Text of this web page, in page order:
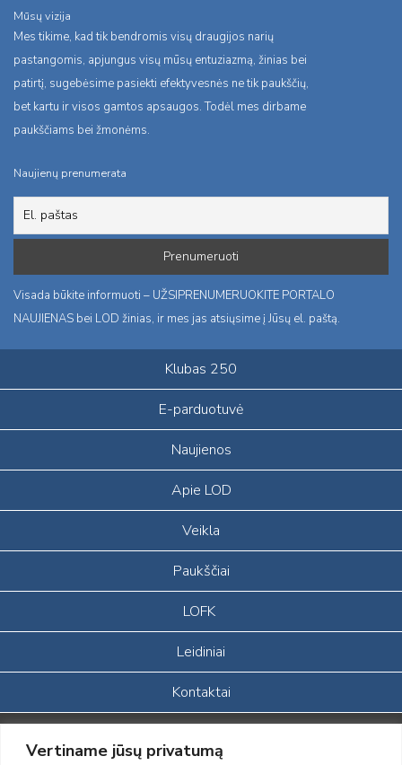
Vertiname jūsų privatumą
Mūsų vizija
Mes tikime, kad tik bendromis visų draugijos narių
pastangomis, apjungus visų mūsų entuziazmą, žinias bei
patirtį, sugebėsime pasiekti efektyvesnės ne tik paukščių,
bet kartu ir visos gamtos apsaugos. Todėl mes dirbame
paukščiams bei žmonėms.
Naujienų prenumerata
Visada būkite informuoti – UŽSIPRENUMERUOKITE PORTALO
NAUJIENAS bei LOD žinias, ir mes jas atsiųsime į Jūsų el. paštą.
Klubas 250
E-parduotuvė
Naujienos
Apie LOD
Veikla
Paukščiai
LOFK
Leidiniai
Kontaktai
Portalas sukurtas įgyvendinant Lietuvos Respublikos, Europos
ekonominės erdvės ir Norvegijos finansinių mechanizmų iš dalies